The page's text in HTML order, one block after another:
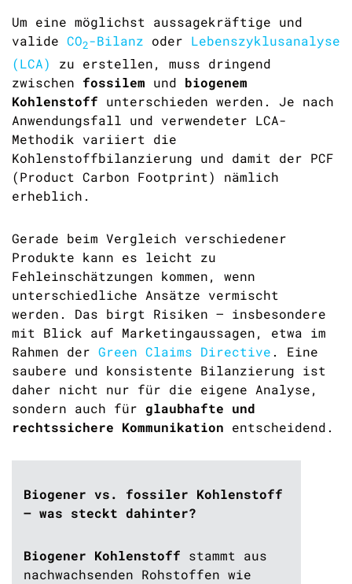
Um eine möglichst aussagekräftige und
valide CO2-Bilanz oder Lebenszyklusanalyse
(LCA)
zu erstellen, muss dringend
zwischen fossilem und biogenem
Kohlenstoff unterschieden werden. Je nach
Anwendungsfall und verwendeter LCA-
Methodik variiert die
Kohlenstoffbilanzierung und damit der PCF
(Product Carbon Footprint) nämlich
erheblich.
Gerade beim Vergleich verschiedener
Produkte kann es leicht zu
Fehleinschätzungen kommen, wenn
unterschiedliche Ansätze vermischt
werden. Das birgt Risiken – insbesondere
mit Blick auf Marketingaussagen, etwa im
Rahmen der Green Claims Directive . Eine
saubere und konsistente Bilanzierung ist
daher nicht nur für die eigene Analyse,
sondern auch für glaubhafte und
rechtssichere Kommunikation entscheidend.
Biogener vs. fossiler Kohlenstoff
– was steckt dahinter?
Biogener Kohlenstoff stammt aus
nachwachsenden Rohstoffen wie